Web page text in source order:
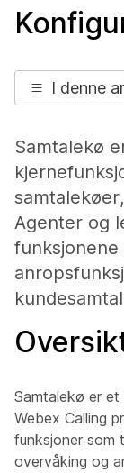
I denne
Samtalekø
Agenter og
Samtalekø er et
Webex Calling
funksjoner som
overvåking og